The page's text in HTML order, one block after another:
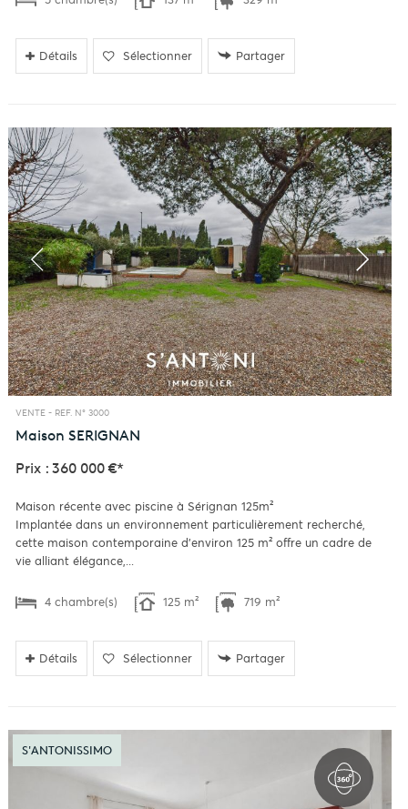
Détails Sélectionner Partager
VENTE - REF. N° 3000
Maison SERIGNAN
Prix : 360 000 €*
Maison récente avec piscine à Sérignan 125m²
Implantée dans un environnement particulièrement recherché,
cette maison contemporaine d’environ 125 m² offre un cadre de
vie alliant élégance,...
4 chambre(s) 125 m² 719 m²
Détails Sélectionner Partager
S'ANTONISSIMO